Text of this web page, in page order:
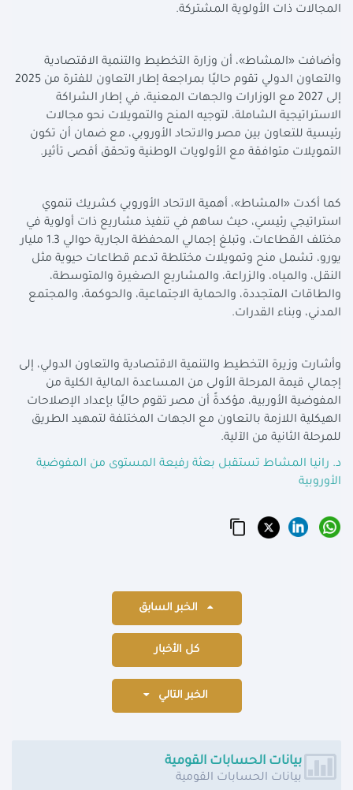
المجالات ذات الأولوية المشتركة.
وأضافت «المشاط»، أن وزارة التخطيط والتنمية الاقتصادية
والتعاون الدولي تقوم حاليًا بمراجعة إطار التعاون للفترة من 2025
إلى 2027 مع الوزارات والجهات المعنية، في إطار الشراكة
الاستراتيجية الشاملة، لتوجيه المنح والتمويلات نحو مجالات
رئيسية للتعاون بين مصر والاتحاد الأوروبي، مع ضمان أن تكون
التمويلات متوافقة مع الأولويات الوطنية وتحقق أقصى تأثير.
كما أكدت «المشاط»، أهمية الاتحاد الأوروبي كشريك تنموي
استراتيجي رئيسي، حيث ساهم في تنفيذ مشاريع ذات أولوية في
مختلف القطاعات، وتبلغ إجمالي المحفظة الجارية حوالي 1.3 مليار
يورو، تشمل منح وتمويلات مختلطة تدعم قطاعات حيوية مثل
النقل، والمياه، والزراعة، والمشاريع الصغيرة والمتوسطة،
والطاقات المتجددة، والحماية الاجتماعية، والحوكمة، والمجتمع
المدني، وبناء القدرات.
وأشارت وزيرة التخطيط والتنمية الاقتصادية والتعاون الدولي، إلى
إجمالي قيمة المرحلة الأولى من المساعدة المالية الكلية من
المفوضية الأوربية، مؤكدةً أن مصر تقوم حاليًا بإعداد الإصلاحات
الهيكلية اللازمة بالتعاون مع الجهات المختلفة لتمهيد الطريق
للمرحلة الثانية من الآلية.
د. رانيا المشاط تستقبل بعثة رفيعة المستوى من المفوضية
الأوروبية
الخبر السابق
كل الأخبار
الخبر التالي
بيانات الحسابات القومية
بيانات الحسابات القومية